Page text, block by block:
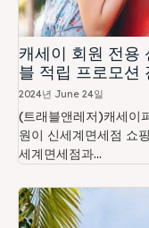
캐세이 회원 전용
블 적립 프로모션
2024년 June 24일
(트래블앤레저)캐세이
원이 신세계면세점 쇼
세계면세점과...